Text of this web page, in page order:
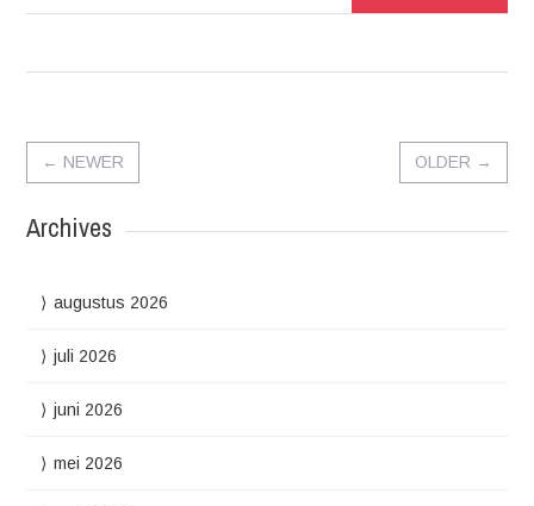
← NEWER OLDER →
Archives
augustus 2026
juli 2026
juni 2026
mei 2026